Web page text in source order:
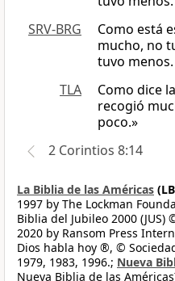
SRV-BRG
Como está
mucho, no
tuvo menos.
TLA
Como dice
recogió
poco.»
2 Corintios 8:14
La Biblia de las Américas
1997 by The Lockman
Biblia del Jubileo 2000 (JUS)
2020 by Ransom Press
Dios habla hoy ®, ©
1979, 1983, 1996.; Nueva
Nueva Biblia de las